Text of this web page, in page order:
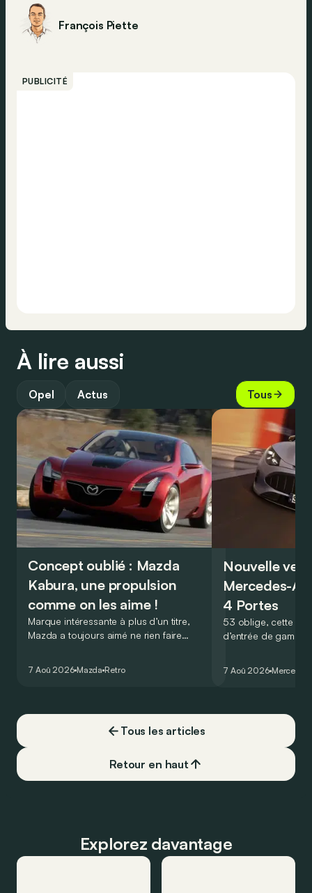
François Piette
PUBLICITÉ
À lire aussi
Opel Actus Tous
Concept oublié : Mazda
Kabura, une propulsion
comme on les aime !
Marque intéressante à plus d’un titre,
Mazda a toujours aimé ne rien faire
de la plus belle des manières…
7 Aoû 2026 Mazda Retro
Nouvelle
Mercedes-
4 Portes
53 oblige, cette
d’entrée de
moins…
7 Aoû 2026 Mercedes
Tous les articles
Retour en haut
Explorez davantage